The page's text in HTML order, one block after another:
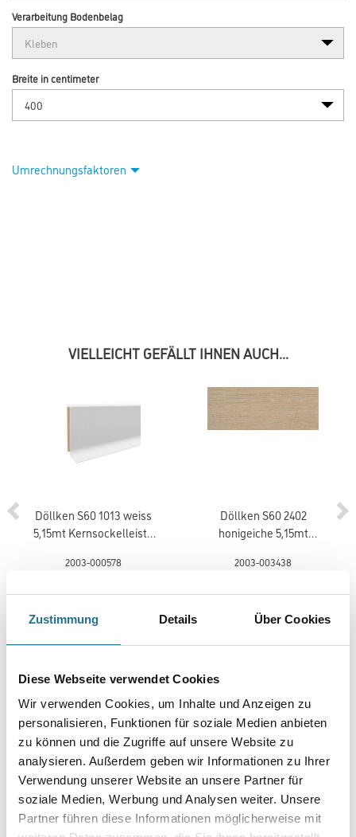
Zustimmung Details Über Cookies
Diese Webseite verwendet Cookies
Wir verwenden Cookies, um Inhalte und Anzeigen zu
personalisieren, Funktionen für soziale Medien anbieten
zu können und die Zugriffe auf unsere Website zu
analysieren. Außerdem geben wir Informationen zu Ihrer
Verwendung unserer Website an unsere Partner für
soziale Medien, Werbung und Analysen weiter. Unsere
Partner führen diese Informationen möglicherweise mit
Verarbeitung Bodenbelag
Breite in centimeter
Umrechnungsfaktoren
VIELLEICHT GEFÄLLT IHNEN AUCH...
Döllken S60 1013 weiss
5,15mt Kernsockelleiste
2003-000578
Döllken S60 2402
honigeiche 5,15mt
2003-003438
sehen
PRODUKTEIGENSCHAFTEN
Produkteigenschaft
- CV geschäumter Vinyl
- Designbelag von der Rolle
- Stuhlrollen geeignet Typ W
- Wärmedurchlasswiderstand: 0,0112 m²K/W
- geeignet für alle herkömmlichen Warmwasser-